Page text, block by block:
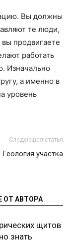
Вы должны
те люди,
продвигаете
работать
Изначально
а именно в
уровень
Следующая статья
Геология участка
ОТ АВТОРА
щитов
знать